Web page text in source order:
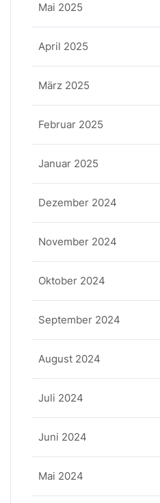
Mai 2025
April 2025
März 2025
Februar 2025
Januar 2025
Dezember 2024
November 2024
Oktober 2024
September 2024
August 2024
Juli 2024
Juni 2024
Mai 2024